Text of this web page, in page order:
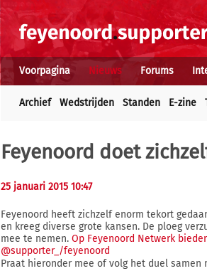
Voorpagina Nieuws Forums
Archief Wedstrijden Standen E-zine
Feyenoord doet
25 januari 2015 10:47
Feyenoord heeft zichzelf enorm tekort
en kreeg diverse grote kansen. De ploeg
mee te nemen. Op Feyenoord Netwerk
@supporter_/feyenoord
Praat hieronder mee of volg het duel samen